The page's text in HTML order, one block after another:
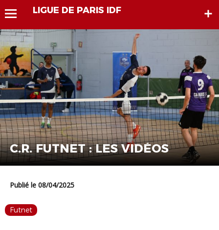
LIGUE DE PARIS IDF
C.R. FUTNET : LES VIDÉOS
Publié le 08/04/2025
Futnet